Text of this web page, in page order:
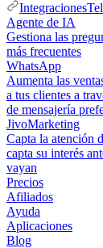
Integraciones
Agente de IA
Gestiona las
más frecuentes
WhatsApp
Aumenta las
a tus clientes a
de mensajería
JivoMarketing
Capta la atención
capta su interés
vayan
Precios
Afiliados
Ayuda
Aplicaciones
Blog